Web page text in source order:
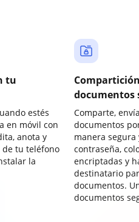
tu
estés
en móvil con
anota y
de tu teléfono
la
documentos
Comparte,
documentos
manera segura
contraseña,
encriptadas y
destinatario
documentos.
documentos